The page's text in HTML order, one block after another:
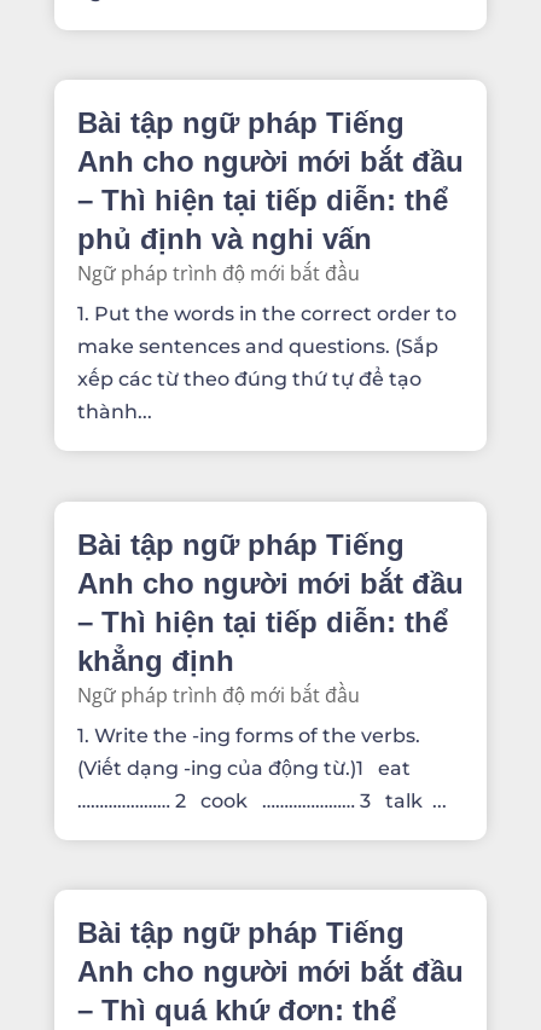
Bài tập ngữ pháp Tiếng
Anh cho người mới bắt đầu
– Thì hiện tại tiếp diễn: thể
phủ định và nghi vấn
Ngữ pháp trình độ mới bắt đầu
1. Put the words in the correct order to
make sentences and questions. (Sắp
xếp các từ theo đúng thứ tự để tạo
thành...
Bài tập ngữ pháp Tiếng
Anh cho người mới bắt đầu
– Thì hiện tại tiếp diễn: thể
khẳng định
Ngữ pháp trình độ mới bắt đầu
1. Write the -ing forms of the verbs.
(Viết dạng -ing của động từ.)1 eat
………………… 2 cook ………………… 3 talk ...
Bài tập ngữ pháp Tiếng
Anh cho người mới bắt đầu
– Thì quá khứ đơn: thể